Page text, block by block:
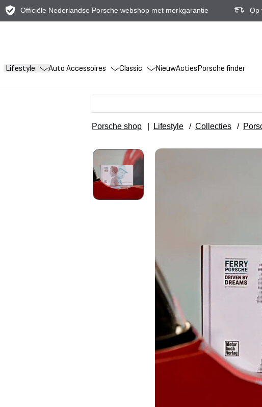
Officiële Nederlandse Porsche webshop met merkgarantie Op
Lifestyle Auto Accessoires Classic NieuwActiesPorsche finder
Porsche shop Lifestyle / Collecties /